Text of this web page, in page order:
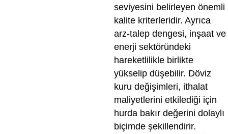
seviyesini belirleyen önemli
kalite kriterleridir. Ayrıca
arz-talep dengesi, inşaat ve
enerji sektöründeki
hareketlilikle birlikte
yükselip düşebilir. Döviz
kuru değişimleri, ithalat
maliyetlerini etkilediği için
hurda bakır değerini dolaylı
biçimde şekillendirir.